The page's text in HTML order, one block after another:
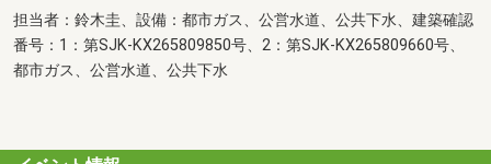
担当者：鈴木圭、設備：都市ガス、公営水道、公共下水、建築確認
番号：1：第SJK-KX265809850号、2：第SJK-KX265809660号、
都市ガス、公営水道、公共下水